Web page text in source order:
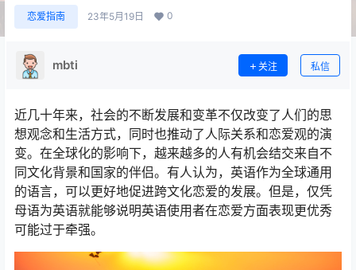
恋爱指南 23年5月19日 0
mbti 关注 私信
近几十年来，社会的不断发展和变革不仅改变了人们的思
想观念和生活方式，同时也推动了人际关系和恋爱观的演
变。在全球化的影响下，越来越多的人有机会结交来自不
同文化背景和国家的伴侣。有人认为，英语作为全球通用
的语言，可以更好地促进跨文化恋爱的发展。但是，仅凭
母语为英语就能够说明英语使用者在恋爱方面表现更优秀
可能过于牵强。